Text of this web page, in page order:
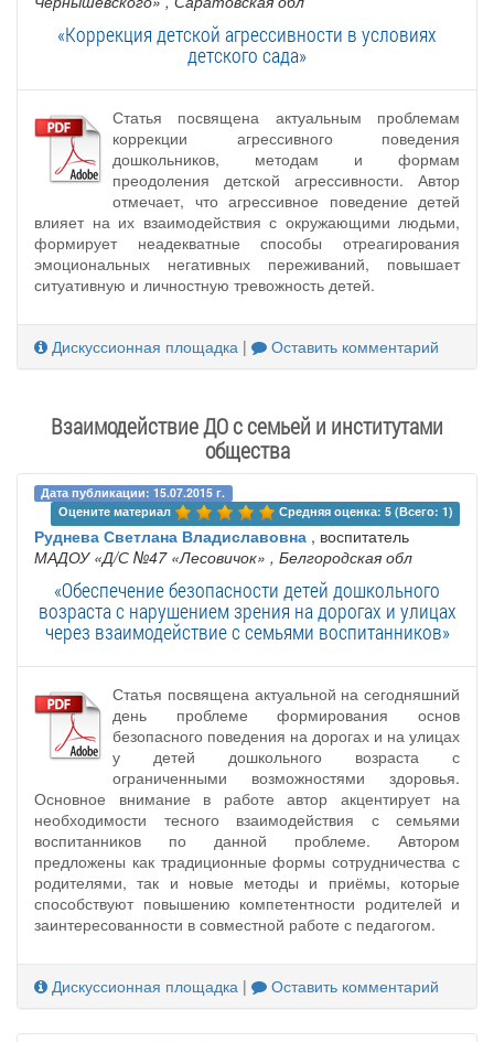
«Коррекция детской агрессивности в условиях
детского сада»
Статья посвящена актуальным проблемам
коррекции агрессивного поведения
дошкольников, методам и формам
преодоления детской агрессивности. Автор
отмечает, что агрессивное поведение детей
влияет на их взаимодействия с окружающими людьми,
формирует неадекватные способы отреагирования
эмоциональных негативных переживаний, повышает
ситуативную и личностную тревожность детей.
Дискуссионная площадка | Оставить комментарий
Взаимодействие ДО с семьей и институтами
общества
Дата публикации: 15.07.2015 г.
Оцените материал
Средняя оценка: 5 (Всего: 1)
Руднева Светлана Владиславовна , воспитатель
МАДОУ «Д/С №47 «Лесовичок» , Белгородская обл
«Обеспечение безопасности детей дошкольного
возраста с нарушением зрения на дорогах и улицах
через взаимодействие с семьями воспитанников»
Статья посвящена актуальной на сегодняшний
день проблеме формирования основ
безопасного поведения на дорогах и на улицах
у детей дошкольного возраста с
ограниченными возможностями здоровья.
Основное внимание в работе автор акцентирует на
необходимости тесного взаимодействия с семьями
воспитанников по данной проблеме. Автором
предложены как традиционные формы сотрудничества с
родителями, так и новые методы и приёмы, которые
способствуют повышению компетентности родителей и
заинтересованности в совместной работе с педагогом.
Дискуссионная площадка | Оставить комментарий